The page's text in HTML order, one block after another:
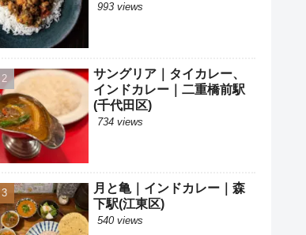
993 views
サングリア｜タイカレー、
インドカレー｜二重橋前駅
(千代田区)
734 views
月と亀｜インドカレー｜森
下駅(江東区)
540 views